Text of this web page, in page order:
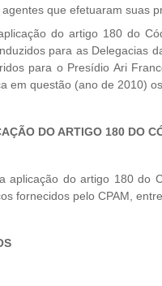
que efetuaram suas
do artigo 180 do Código
para as Delegacias
para o Presídio Ari
em questão (ano de 2010)
DO ARTIGO 180 DO
do artigo 180 do CP
fornecidos pelo CPAM,